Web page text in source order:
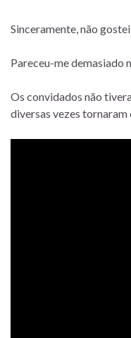
Sinceramente, não
Pareceu-me demasiado
Os convidados não
diversas vezes tornaram